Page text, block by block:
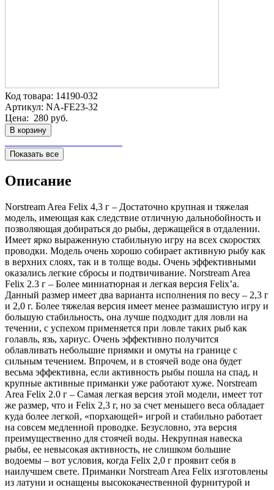
Код товара: 14190-032
Артикул: NA-FE23-32
Цена: 280 руб.
В корзину
Показать все
Описание
Norstream Area Felix 4,3 г – Достаточно крупная и тяжелая
модель, имеющая как следствие отличную дальнобойность и
позволяющая добираться до рыбы, держащейся в отдалении.
Имеет ярко выраженную стабильную игру на всех скоростях
проводки. Модель очень хорошо собирает активную рыбу как
в верхних слоях, так и в толще воды. Очень эффективными
оказались легкие сбросы и подтвичивание. Norstream Area
Felix 2.3 г – Более миниатюрная и легкая версия Felix’a.
Данный размер имеет два варианта исполнения по весу – 2,3 г
и 2,0 г. Более тяжелая версия имеет менее размашистую игру и
большую стабильность, она лучше подходит для ловли на
течении, с успехом применяется при ловле таких рыб как
голавль, язь, хариус. Очень эффективно получится
облавливать небольшие приямки и омуты на границе с
сильным течением. Впрочем, и в стоячей воде она будет
весьма эффективна, если активность рыбы пошла на спад, и
крупные активные приманки уже работают хуже. Norstream
Area Felix 2.0 г – Самая легкая версия этой модели, имеет тот
же размер, что и Felix 2,3 г, но за счет меньшего веса обладает
куда более легкой, «порхающей» игрой и стабильно работает
на совсем медленной проводке. Безусловно, эта версия
преимущественно для стоячей воды. Некрупная навеска
рыбы, ее невысокая активность, не слишком большие
водоемы – вот условия, когда Felix 2,0 г проявит себя в
наилучшем свете. Приманки Norstream Area Felix изготовлены
из латуни и оснащены высококачественной фурнитурой и